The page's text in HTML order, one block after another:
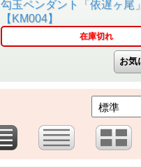
勾玉ペンダント「依遅ヶ尾」
【KM004】
在庫切れ